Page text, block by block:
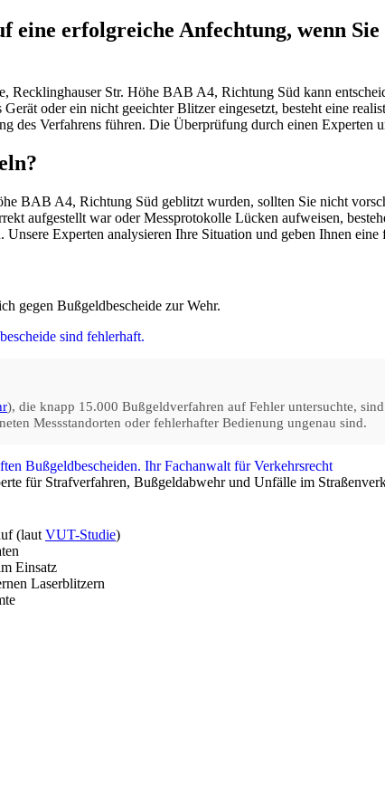
eine erfolgreiche Anfechtung, wenn
Recklinghauser Str. Höhe BAB A4, Richtung Süd kann
oder ein nicht geeichter Blitzer eingesetzt, besteht eine
des Verfahrens führen. Die Überprüfung durch einen Experten
BAB A4, Richtung Süd geblitzt wurden, sollten Sie nicht
aufgestellt war oder Messprotokolle Lücken aufweisen,
Experten analysieren Ihre Situation und geben Ihnen eine
gegen Bußgeldbescheide zur Wehr.
), die knapp 15.000 Bußgeldverfahren auf Fehler untersuchte,
Messstandorten oder fehlerhafter Bedienung ungenau sind.
für Strafverfahren, Bußgeldabwehr und Unfälle im
(laut VUT-Studie)
Einsatz
Laserblitzern